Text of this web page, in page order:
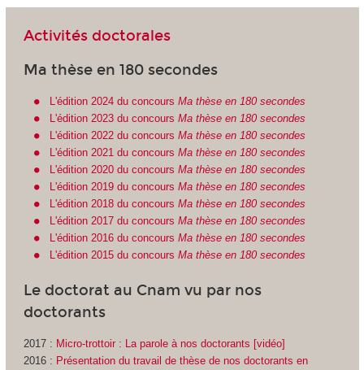
Activités doctorales
Ma thèse en 180 secondes
L'édition 2024 du concoursMa thèse en 180 secondes
L'édition 2023 du concoursMa thèse en 180 secondes
L'édition 2022 du concoursMa thèse en 180 secondes
L'édition 2021 du concoursMa thèse en 180 secondes
L'édition 2020 du concoursMa thèse en 180 secondes
L'édition 2019 du concoursMa thèse en 180 secondes
L'édition 2018 du concoursMa thèse en 180 secondes
L'édition 2017 du concoursMa thèse en 180 secondes
L'édition 2016 du concoursMa thèse en 180 secondes
L'édition 2015 du concoursMa thèse en 180 secondes
Le doctorat au Cnam vu par nos
doctorants
2017 : Micro-trottoir : La parole à nos doctorants [vidéo]
2016 : Présentation du travail de thèse de nos doctorants en